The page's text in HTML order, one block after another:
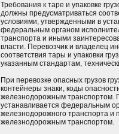
Требования к таре и упаковке
должны предусматриваться
условиями, утвержденными в
федеральным органом
транспорта и иными
власти. Перевозчик и владелец
соответствия тары и упаковки
указанным стандартам,
При перевозке опасных грузов
контейнеры знаки, коды
железнодорожным транспортом.
устанавливается федеральным
железнодорожного транспорта и
железнодорожным транспортом.